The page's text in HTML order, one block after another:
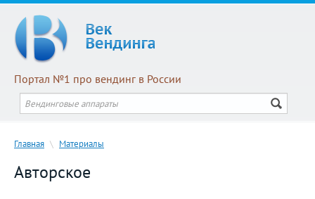
Портал №1 про вендинг в России
Главная \ Материалы
Авторское